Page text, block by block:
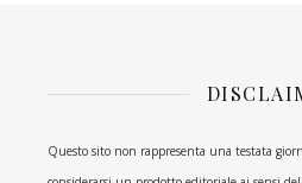
Questo sito non rappresenta una testata